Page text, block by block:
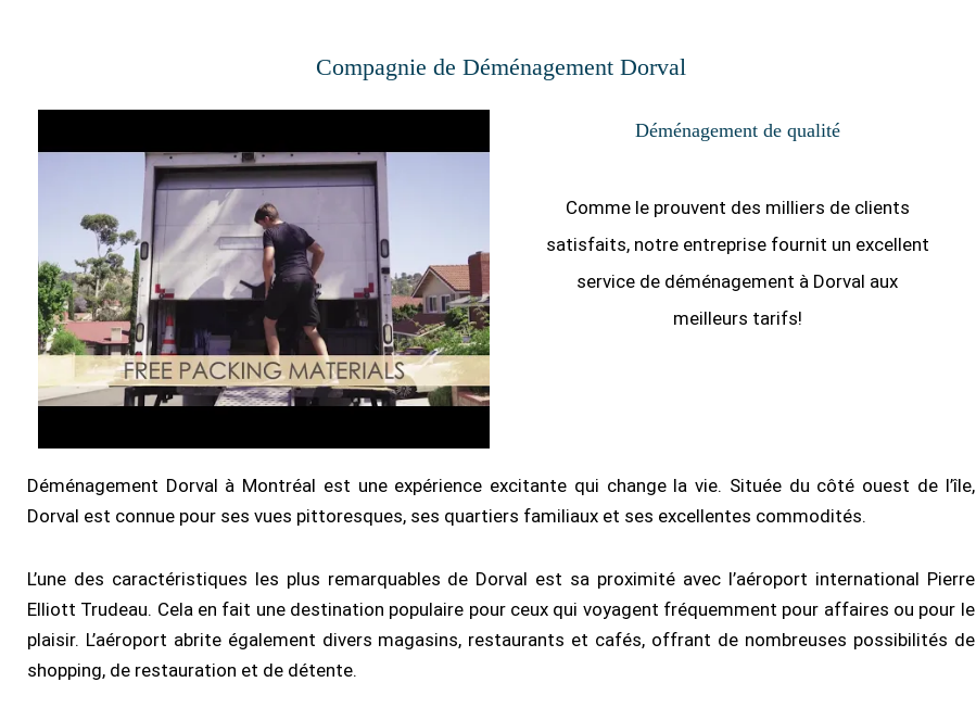
Compagnie de Déménagement Dorval
Déménagement de qualité
Comme le prouvent des milliers de clients
satisfaits, notre entreprise fournit un excellent
service de déménagement à Dorval aux
meilleurs tarifs!
Déménagement Dorval à Montréal est une expérience excitante qui change la vie. Située du côté ouest de l’île,
Dorval est connue pour ses vues pittoresques, ses quartiers familiaux et ses excellentes commodités.
L’une des caractéristiques les plus remarquables de Dorval est sa proximité avec l’aéroport international Pierre
Elliott Trudeau. Cela en fait une destination populaire pour ceux qui voyagent fréquemment pour affaires ou pour le
plaisir. L’aéroport abrite également divers magasins, restaurants et cafés, offrant de nombreuses possibilités de
shopping, de restauration et de détente.